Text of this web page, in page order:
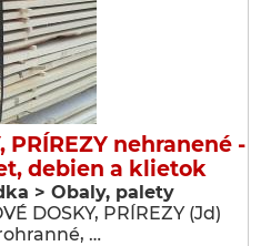
PRÍREZY nehranené -
debien a klietok
> Obaly, palety
DOSKY, PRÍREZY (Jd)
…